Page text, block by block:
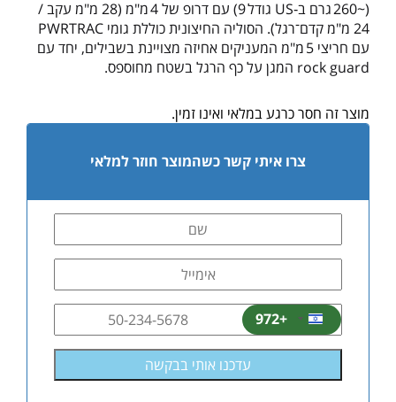
(~260 גרם ב‑US גודל 9) עם דרופ של 4 מ"מ (28 מ"מ עקב /
24 מ"מ קדם־רגל). הסוליה החיצונית כוללת גומי PWRTRAC
עם חריצי 5 מ"מ המעניקים אחיזה מצויינת בשבילים, יחד עם
rock guard המגן על כף הרגל בשטח מחוספס.
מוצר זה חסר כרגע במלאי ואינו זמין.
צרו איתי קשר כשהמוצר חוזר למלאי
Israel
+972